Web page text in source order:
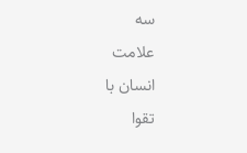
سه
علامت
انسان با
تقوا